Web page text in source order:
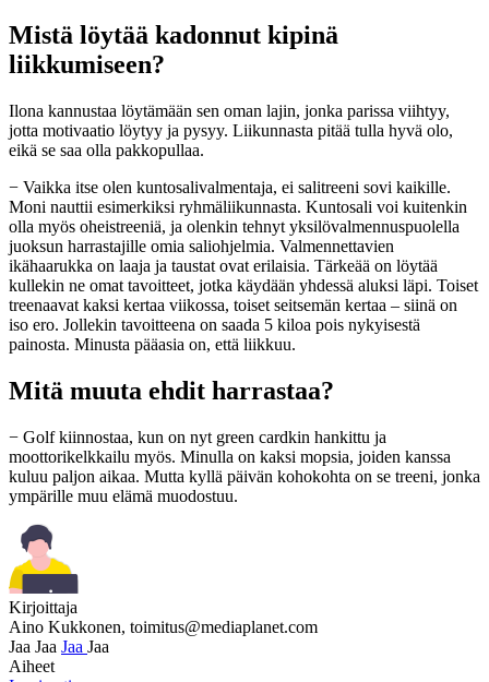
Mistä löytää kadonnut kipinä
liikkumiseen?
Ilona kannustaa löytämään sen oman lajin, jonka parissa viihtyy,
jotta motivaatio löytyy ja pysyy. Liikunnasta pitää tulla hyvä olo,
eikä se saa olla pakkopullaa.
− Vaikka itse olen kuntosalivalmentaja, ei salitreeni sovi kaikille.
Moni nauttii esimerkiksi ryhmäliikunnasta. Kuntosali voi kuitenkin
olla myös oheistreeniä, ja olenkin tehnyt yksilövalmennuspuolella
juoksun harrastajille omia saliohjelmia. Valmennettavien
ikähaarukka on laaja ja taustat ovat erilaisia. Tärkeää on löytää
kullekin ne omat tavoitteet, jotka käydään yhdessä aluksi läpi. Toiset
treenaavat kaksi kertaa viikossa, toiset seitsemän kertaa – siinä on
iso ero. Jollekin tavoitteena on saada 5 kiloa pois nykyisestä
painosta. Minusta pääasia on, että liikkuu.
Mitä muuta ehdit harrastaa?
− Golf kiinnostaa, kun on nyt green cardkin hankittu ja
moottorikelkkailu myös. Minulla on kaksi mopsia, joiden kanssa
kuluu paljon aikaa. Mutta kyllä päivän kohokohta on se treeni, jonka
ympärille muu elämä muodostuu.
Kirjoittaja
Aino Kukkonen, toimitus@mediaplanet.com
Jaa Jaa Jaa Jaa
Aiheet